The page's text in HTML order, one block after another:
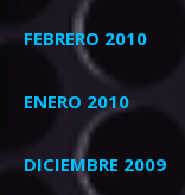
FEBRERO 2010
ENERO 2010
DICIEMBRE 2009